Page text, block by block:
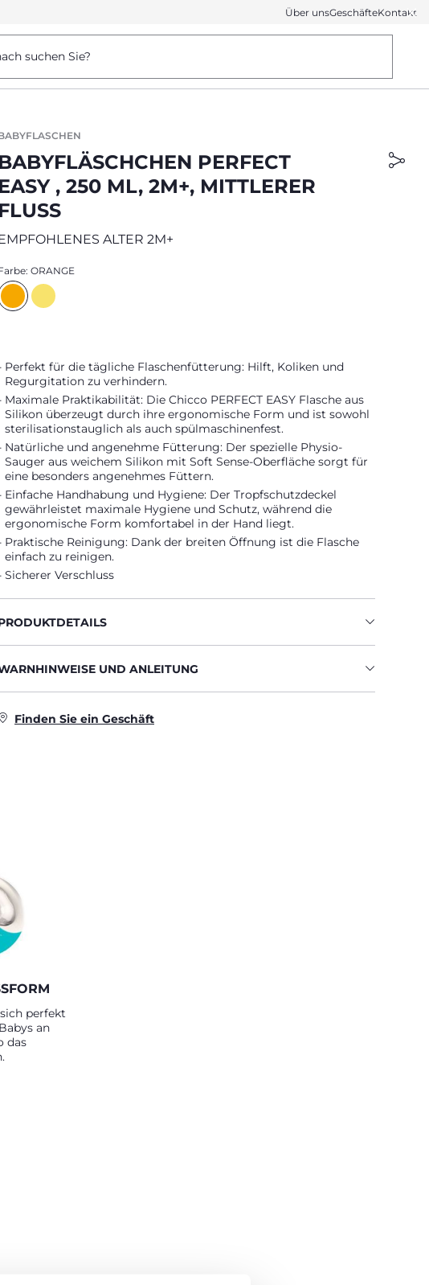
Über unsGeschäfteKontakt
suchen Sie?
BABYFLÄSCHCHEN PERFECT
EASY , 250 ML, 2M+, MITTLERER
FLUSS
ALTER 2M+
ORANGE
Perfekt für die tägliche Flaschenfütterung: Hilft, Koliken und
Regurgitation zu verhindern.
Maximale Praktikabilität: Die Chicco PERFECT EASY Flasche aus
Silikon überzeugt durch ihre ergonomische Form und ist sowohl
sterilisationstauglich als auch spülmaschinenfest.
Natürliche und angenehme Fütterung: Der spezielle Physio-
Sauger aus weichem Silikon mit Soft Sense-Oberfläche sorgt für
eine besonders angenehmes Füttern.
Einfache Handhabung und Hygiene: Der Tropfschutzdeckel
gewährleistet maximale Hygiene und Schutz, während die
ergonomische Form komfortabel in der Hand liegt.
Praktische Reinigung: Dank der breiten Öffnung ist die Flasche
einfach zu reinigen.
Sicherer Verschluss
UND ANLEITUNG
Finden Sie ein Geschäft
perfekt
an
das